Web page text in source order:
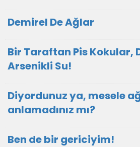
Demirel De Ağlar
Bir Taraftan Pis Kokular,
Arsenikli Su!
Diyordunuz ya, mesele
anlamadınız mı?
Ben de bir gericiyim!